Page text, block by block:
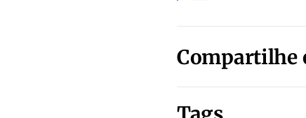
Compartilhe